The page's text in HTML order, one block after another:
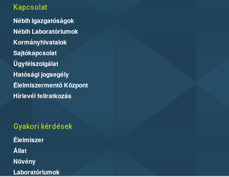
Kapcsolat
Nébih Igazgatóságok
Nébih Laboratóriumok
Kormányhivatalok
Sajtókapcsolat
Ügyfélszolgálat
Hatósági jogsegély
Élelmiszermentő Központ
Hírlevél feliratkozás
Gyakori kérdések
Élelmiszer
Állat
Növény
Laboratóriumok